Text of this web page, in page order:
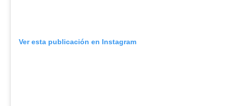
Ver esta publicación en Instagram